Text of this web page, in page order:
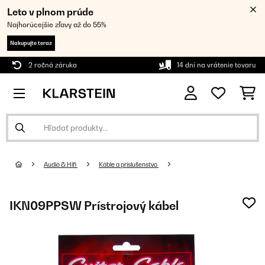
Leto v plnom prúde
Najhorúcejšie zľavy až do 55%
Nakupujte teraz
2 ročná záruka 14 dní na vrátenie tovaru
Audio & Hifi Káble a príslušenstvo
IKN09PPSW Prístrojový kábel